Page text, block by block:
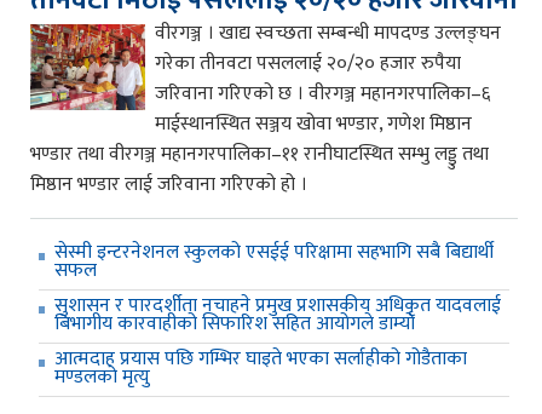
वीरगञ्ज । खाद्य स्वच्छता सम्बन्धी मापदण्ड उल्लङ्घन
गरेका तीनवटा पसललाई २०/२० हजार रुपैया
जरिवाना गरिएको छ । वीरगञ्ज महानगरपालिका–६
माईस्थानस्थित सञ्जय खोवा भण्डार, गणेश मिष्ठान
भण्डार तथा वीरगञ्ज महानगरपालिका–११ रानीघाटस्थित सम्भु लड्डु तथा
मिष्ठान भण्डार लाई जरिवाना गरिएको हो ।
सेस्मी इन्टरनेशनल स्कुलको एसईई परिक्षामा सहभागि सबै बिद्यार्थी
सफल
सुशासन र पारदर्शीता नचाहने प्रमुख प्रशासकीय अधिकृत यादवलाई
बिभागीय कारवाहीको सिफारिश सहित आयोगले डाम्यो
आत्मदाह प्रयास पछि गम्भिर घाइते भएका सर्लाहीको गोडैताका
मण्डलको मृत्यु